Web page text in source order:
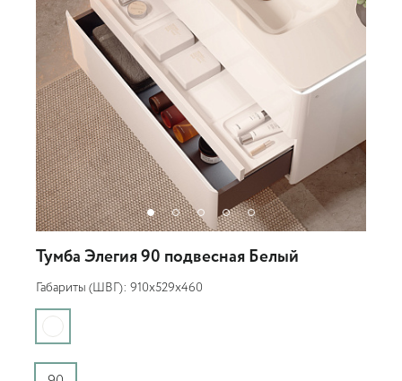
Тумба Элегия 90 подвесная Белый
Габариты (ШВГ): 910x529x460